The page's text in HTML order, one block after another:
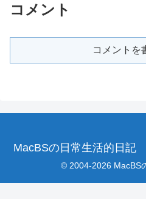
コメント
コメントを
MacBSの日常生活的日記
© 2004-2026 MacBS